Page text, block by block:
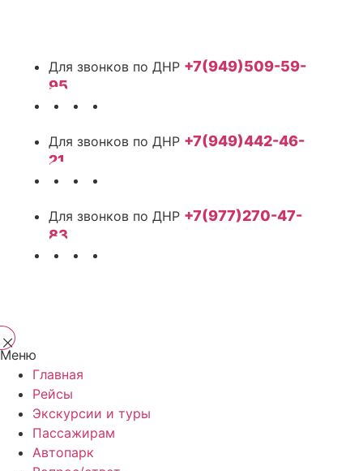
+7(949)509-59-
95
+7(949)442-46-
21
+7(977)270-47-
83
Меню
Главная
Рейсы
Экскурсии и туры
Пассажирам
Автопарк